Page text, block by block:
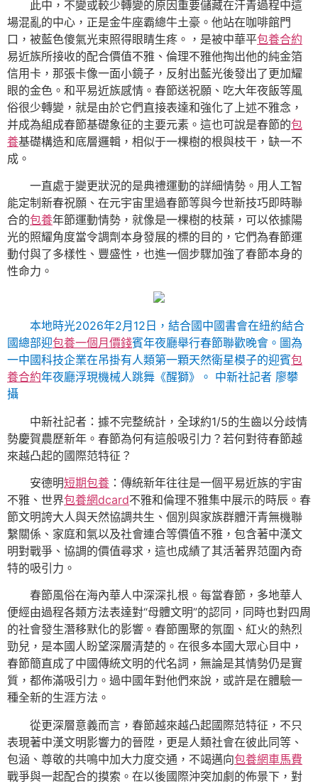
此中，不變或較少轉變的原因重要儲藏在汗青過程中這
場混亂的中心，正是金牛座霸總牛土豪。他站在咖啡館門
口，被藍色傻氣光束照得眼睛生疼。，是被中華平包養合約
易近族所接收的配合價值不雅、倫理不雅他掏出他的純金箔
信用卡，那張卡像一面小鏡子，反射出藍光後發出了更加耀
眼的金色。和平易近族感情。春節送祝願、吃大年夜飯等風
俗很少轉變，就是由於它們直接表達和強化了上述不雅念，
并成為組成春節基礎象征的主要元素。這也可說是春節的包
養基礎構造和底層邏輯，相似于一棵樹的根與枝干，缺一不
成。
一直處于變更狀況的是典禮運動的詳細情勢。用人工智
能定制新春祝願、在元宇宙里過春節等與今世新技巧即時聯
合的包養年節運動情勢，就像是一棵樹的枝葉，可以依據陽
光的照耀角度當令調劑本身發展的標的目的，它們為春節運
動付與了多樣性、豐盛性，也進一個步驟加強了春節本身的
性命力。
本地時光2026年2月12日，結合國中國書會在紐約結合
國總部迎包養一個月價錢賓年夜廳舉行春節聯歡晚會。圖為
一中國科技企業在吊掛有人類第一顆天然衛星模子的迎賓包
養合約年夜廳浮現機械人跳舞《醒獅》。 中新社記者 廖攀
攝
中新社記者：據不完整統計，全球約1/5的生齒以分歧情
勢慶賀農歷新年。春節為何有這般吸引力？若何對待春節越
來越凸起的國際范特征？
安德明短期包養 ：傳統新年往往是一個平易近族的宇宙
不雅、世界包養網dcard不雅和倫理不雅集中展示的時辰。春
節文明誇大人與天然協調共生、個別與家族群體汗青無機聯
繫關係、家庭和氣以及社會連合等價值不雅，包含著中漢文
明對戰爭、協調的價值尋求，這也成績了其活著界范圍內奇
特的吸引力。
春節風俗在海內華人中深深扎根。每當春節，多地華人
便經由過程各類方法表達對“母體文明”的認同，同時也對四周
的社會發生潛移默化的影響。春節團聚的氛圍、紅火的熱烈
勁兒，是本國人盼望深層清楚的。在很多本國大眾心目中，
春節簡直成了中國傳統文明的代名詞，無論是其情勢仍是實
質，都佈滿吸引力。過中國年對他們來說，或許是在體驗一
種全新的生涯方法。
從更深層意義而言，春節越來越凸起國際范特征，不只
表現著中漢文明影響力的晉陞，更是人類社會在彼此同等、
包涵、尊敬的共鳴中加大力度交通，不竭邁向包養網車馬費
戰爭與一起配合的摸索。在以後國際沖突加劇的佈景下，對